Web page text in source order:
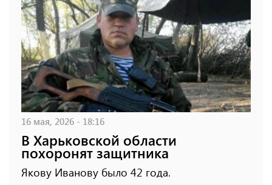
16 мая, 2026 - 18:16
В Харьковской области
похоронят защитника
Якову Иванову было 42 года.